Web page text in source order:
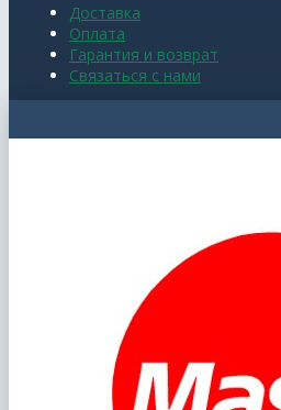
Доставка
Оплата
Гарантия и возврат
Связаться с нами